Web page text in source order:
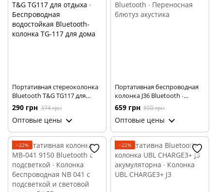
Портативная стереоколонка
Bluetooth T&G TG117 для
отдыха ∙ Беспроводная
водостойкая Bluetooth-
колонка TG-117 для дома
290 грн 374 грн
Оптовые цены
Портативная беспроводная
колонка J36 Bluetooth ∙
Переносная блютуз акустика
659 грн 850 грн
Оптовые цены
−22% −22%